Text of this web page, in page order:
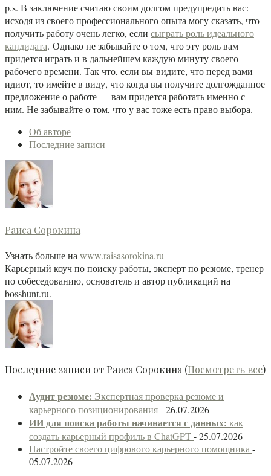
p.s. В заключение считаю своим долгом предупредить вас:
исходя из своего профессионального опыта могу сказать, что
получить работу очень легко, если сыграть роль идеального
кандидата. Однако не забывайте о том, что эту роль вам
придется играть и в дальнейшем каждую минуту своего
рабочего времени. Так что, если вы видите, что перед вами
идиот, то имейте в виду, что когда вы получите долгожданное
предложение о работе — вам придется работать именно с
ним. Не забывайте о том, что у вас тоже есть право выбора.
Следующие
изменить
содержание
ниже.
Об авторе
Последние записи
Раиса Сорокина
Узнать большена www.raisasorokina.ru
Карьерный коуч по поиску работы, эксперт по резюме, тренер
по собеседованию, основатель и автор публикаций на
bosshunt.ru.
Последние записи от Раиса Сорокина(Посмотреть все)
Аудит резюме: Экспертная проверка резюме и
карьерного позиционирования- 26.07.2026
ИИ для поиска работы начинается с данных: как
создать карьерный профиль в ChatGPT- 25.07.2026
Настройте своего цифрового карьерного помощника -
05.07.2026